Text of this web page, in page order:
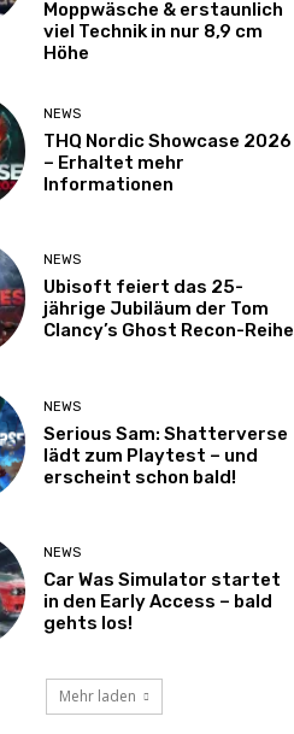
Moppwäsche & erstaunlich
viel Technik in nur 8,9 cm
Höhe
NEWS
THQ Nordic Showcase 2026
– Erhaltet mehr
Informationen
NEWS
Ubisoft feiert das 25-
jährige Jubiläum der Tom
Clancy’s Ghost Recon-Reihe
NEWS
Serious Sam: Shatterverse
lädt zum Playtest – und
erscheint schon bald!
NEWS
Car Was Simulator startet
in den Early Access – bald
gehts los!
Mehr laden